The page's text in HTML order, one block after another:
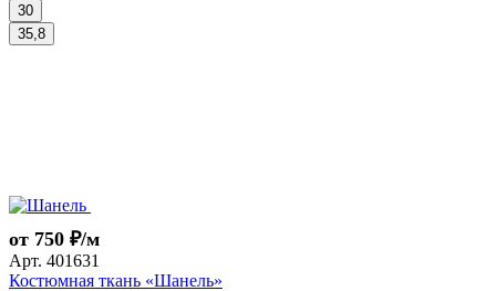
30
35,8
от 750 ₽/м
Арт. 401631
Костюмная ткань «Шанель»